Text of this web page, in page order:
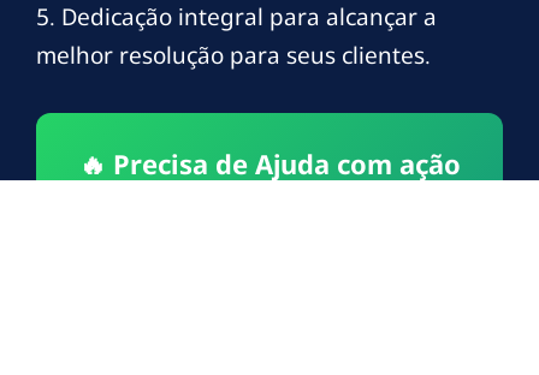
5. Dedicação integral para alcançar a
melhor resolução para seus clientes.
🔥 Precisa de Ajuda com ação